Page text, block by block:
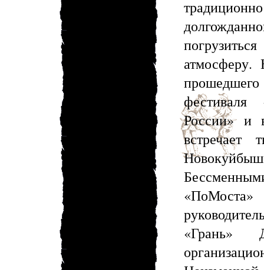
атмосферу.
прошедшего
России» и
встречает
«Грань»